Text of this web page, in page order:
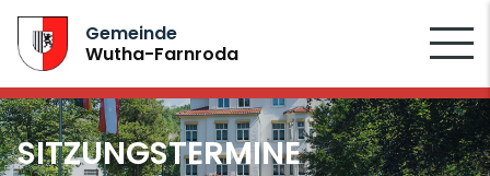
Gemeinde
Wutha-Farnroda
SITZUNGSTERMINE